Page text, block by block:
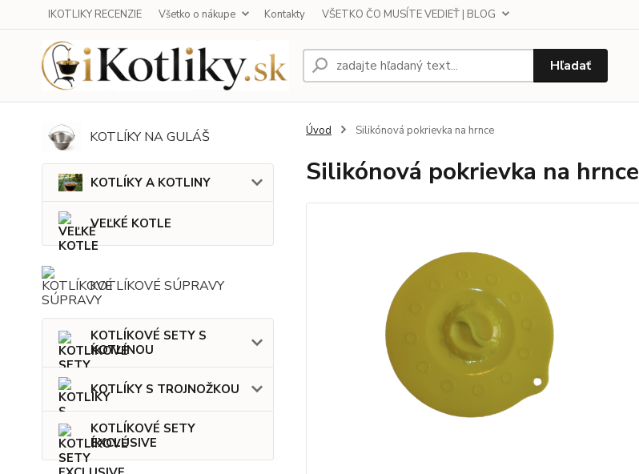
IKOTLIKY RECENZIE Všetko o nákupe Kontakty VŠETKO ČO MUSÍTE VEDIEŤ | BLOG
Hľadať
KOTLÍKY NA GULÁŠ
KOTLÍKY A KOTLINY
VEĽKÉ KOTLE
KOTLÍKOVÉ SÚPRAVY
KOTLÍKOVÉ SETY S
KOTLINOU
KOTLÍKY S TROJNOŽKOU
KOTLÍKOVÉ SETY
EXCLUSIVE
Úvod Silikónová pokrievka na hrnce
Silikónová pokrievka na hrnce